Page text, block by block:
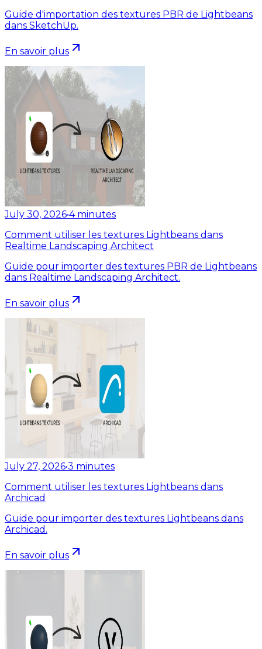
Guide d'importation des textures PBR de Lightbeans
dans SketchUp.
En savoir plus
July 30, 2026•4 minutes
Comment utiliser les textures Lightbeans dans
Realtime Landscaping Architect
Guide pour importer des textures PBR de Lightbeans
dans Realtime Landscaping Architect.
En savoir plus
July 27, 2026•3 minutes
Comment utiliser les textures Lightbeans dans
Archicad
Guide pour importer des textures Lightbeans dans
Archicad.
En savoir plus